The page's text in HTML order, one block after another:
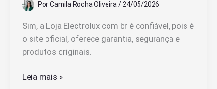
PorCamila Rocha Oliveira / 24/05/2026
Sim, a Loja Electrolux com br é confiável, pois é
o site oficial, oferece garantia, segurança e
produtos originais.
Loja
Leia mais »